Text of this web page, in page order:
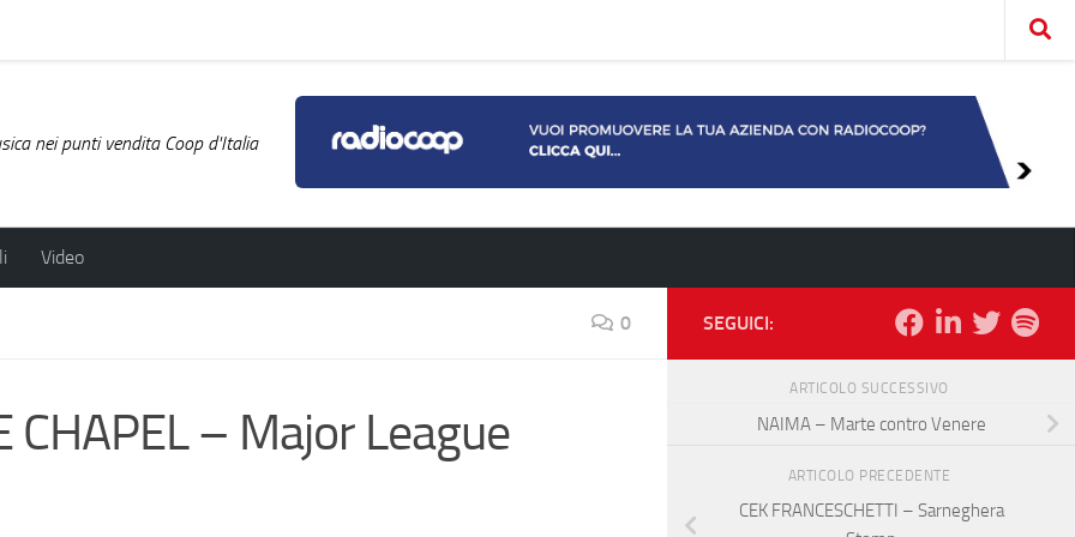
nei punti vendita Coop d'Italia
Video
0
CHAPEL – Major League
SEGUICI:
ARTICOLO SUCCESSIVO
NAIMA – Marte contro Venere
ARTICOLO PRECEDENTE
CEK FRANCESCHETTI – Sarneghera